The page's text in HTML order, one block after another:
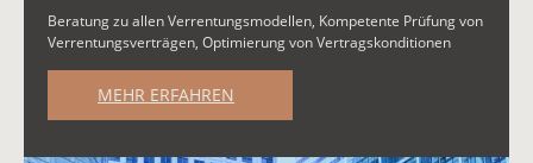
Beratung zu allen Verrentungsmodellen, Kompetente Prüfung von
Verrentungsverträgen, Optimierung von Vertragskonditionen
MEHR ERFAHREN